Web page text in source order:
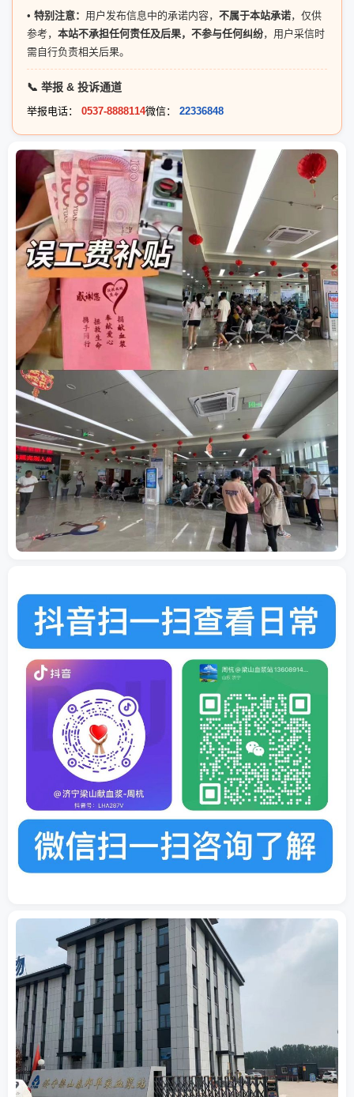
• 特别注意： 用户发布信息中的承诺内容， 不属于本站承诺，仅供
参考， 本站不承担任何责任及后果，不参与任何纠纷，用户采信时
需自行负责相关后果。
📞 举报 & 投诉通道
举报电话： 0537-8888114微信： 22336848